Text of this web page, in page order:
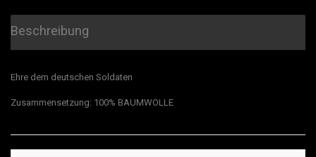
Beschreibung
Ehre dem deutschen Soldaten
Zusammensetzung: 100% BAUMWOLLE